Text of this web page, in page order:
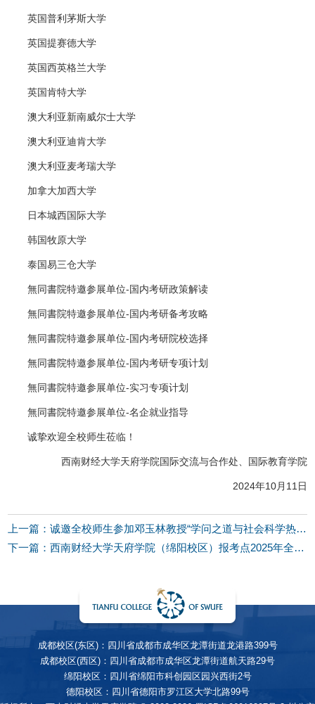
英国普利茅斯大学
英国提赛德大学
英国西英格兰大学
英国肯特大学
澳大利亚新南威尔士大学
澳大利亚迪肯大学
澳大利亚麦考瑞大学
加拿大加西大学
日本城西国际大学
韩国牧原大学
泰国易三仓大学
無同書院特邀参展单位-国内考研政策解读
無同書院特邀参展单位-国内考研备考攻略
無同書院特邀参展单位-国内考研院校选择
無同書院特邀参展单位-国内考研专项计划
無同書院特邀参展单位-实习专项计划
無同書院特邀参展单位-名企就业指导
诚挚欢迎全校师生莅临！
西南财经大学天府学院国际交流与合作处、国际教育学院
2024年10月11日
上一篇：诚邀全校师生参加邓玉林教授“学问之道与社会科学热点”讲座
下一篇：西南财经大学天府学院（绵阳校区）报考点2025年全国硕士研究生招生考试报名公告
成都校区(东区)：四川省成都市成华区龙潭街道龙港路399号
成都校区(西区)：四川省成都市成华区龙潭街道航天路29号
绵阳校区：四川省绵阳市科创园区园兴西街2号
德阳校区：四川省德阳市罗江区大学北路99号